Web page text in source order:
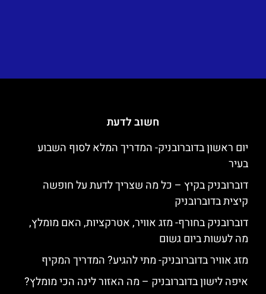
חשוב לדעת
יום ראשון בדוברובניק- המדריך המלא לסוף השבוע
בעיר
דוברובניק בקיץ – כל מה שצריך לדעת על חופשה
קיצית בדוברובניק
דוברובניק בחורף- מזג אוויר, אטרקציות, האם מומלץ,
מה לעשות ביום גשום
מזג אוויר בדוברובניק- מתי להגיע? המדריך המקיף
איפה לישון בדוברובניק – מה האזור לינה הכי מומלץ?